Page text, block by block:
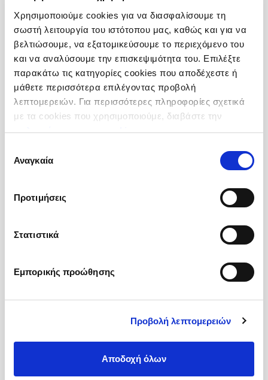
Χρησιμοποιούμε cookies για να διασφαλίσουμε τη
σωστή λειτουργία του ιστότοπου μας, καθώς και για να
βελτιώσουμε, να εξατομικεύσουμε το περιεχόμενο του
και να αναλύσουμε την επισκεψιμότητα του. Επιλέξτε
παρακάτω τις κατηγορίες cookies που αποδέχεστε ή
μάθετε περισσότερα επιλέγοντας προβολή
λεπτομερειών. Για περισσότερες πληροφορίες σχετικά
με τα cookies που χρησιμοποιούμε, διαβάστε την
πολιτική μας για τα cookies.
συγκατάθεσης
Αναγκαία
Προτιμήσεις
Στατιστικά
Εμπορικής προώθησης
Προβολή λεπτομερειών
Αποδοχή όλων
Πιπέρι Μαύρο
Τριμμένο